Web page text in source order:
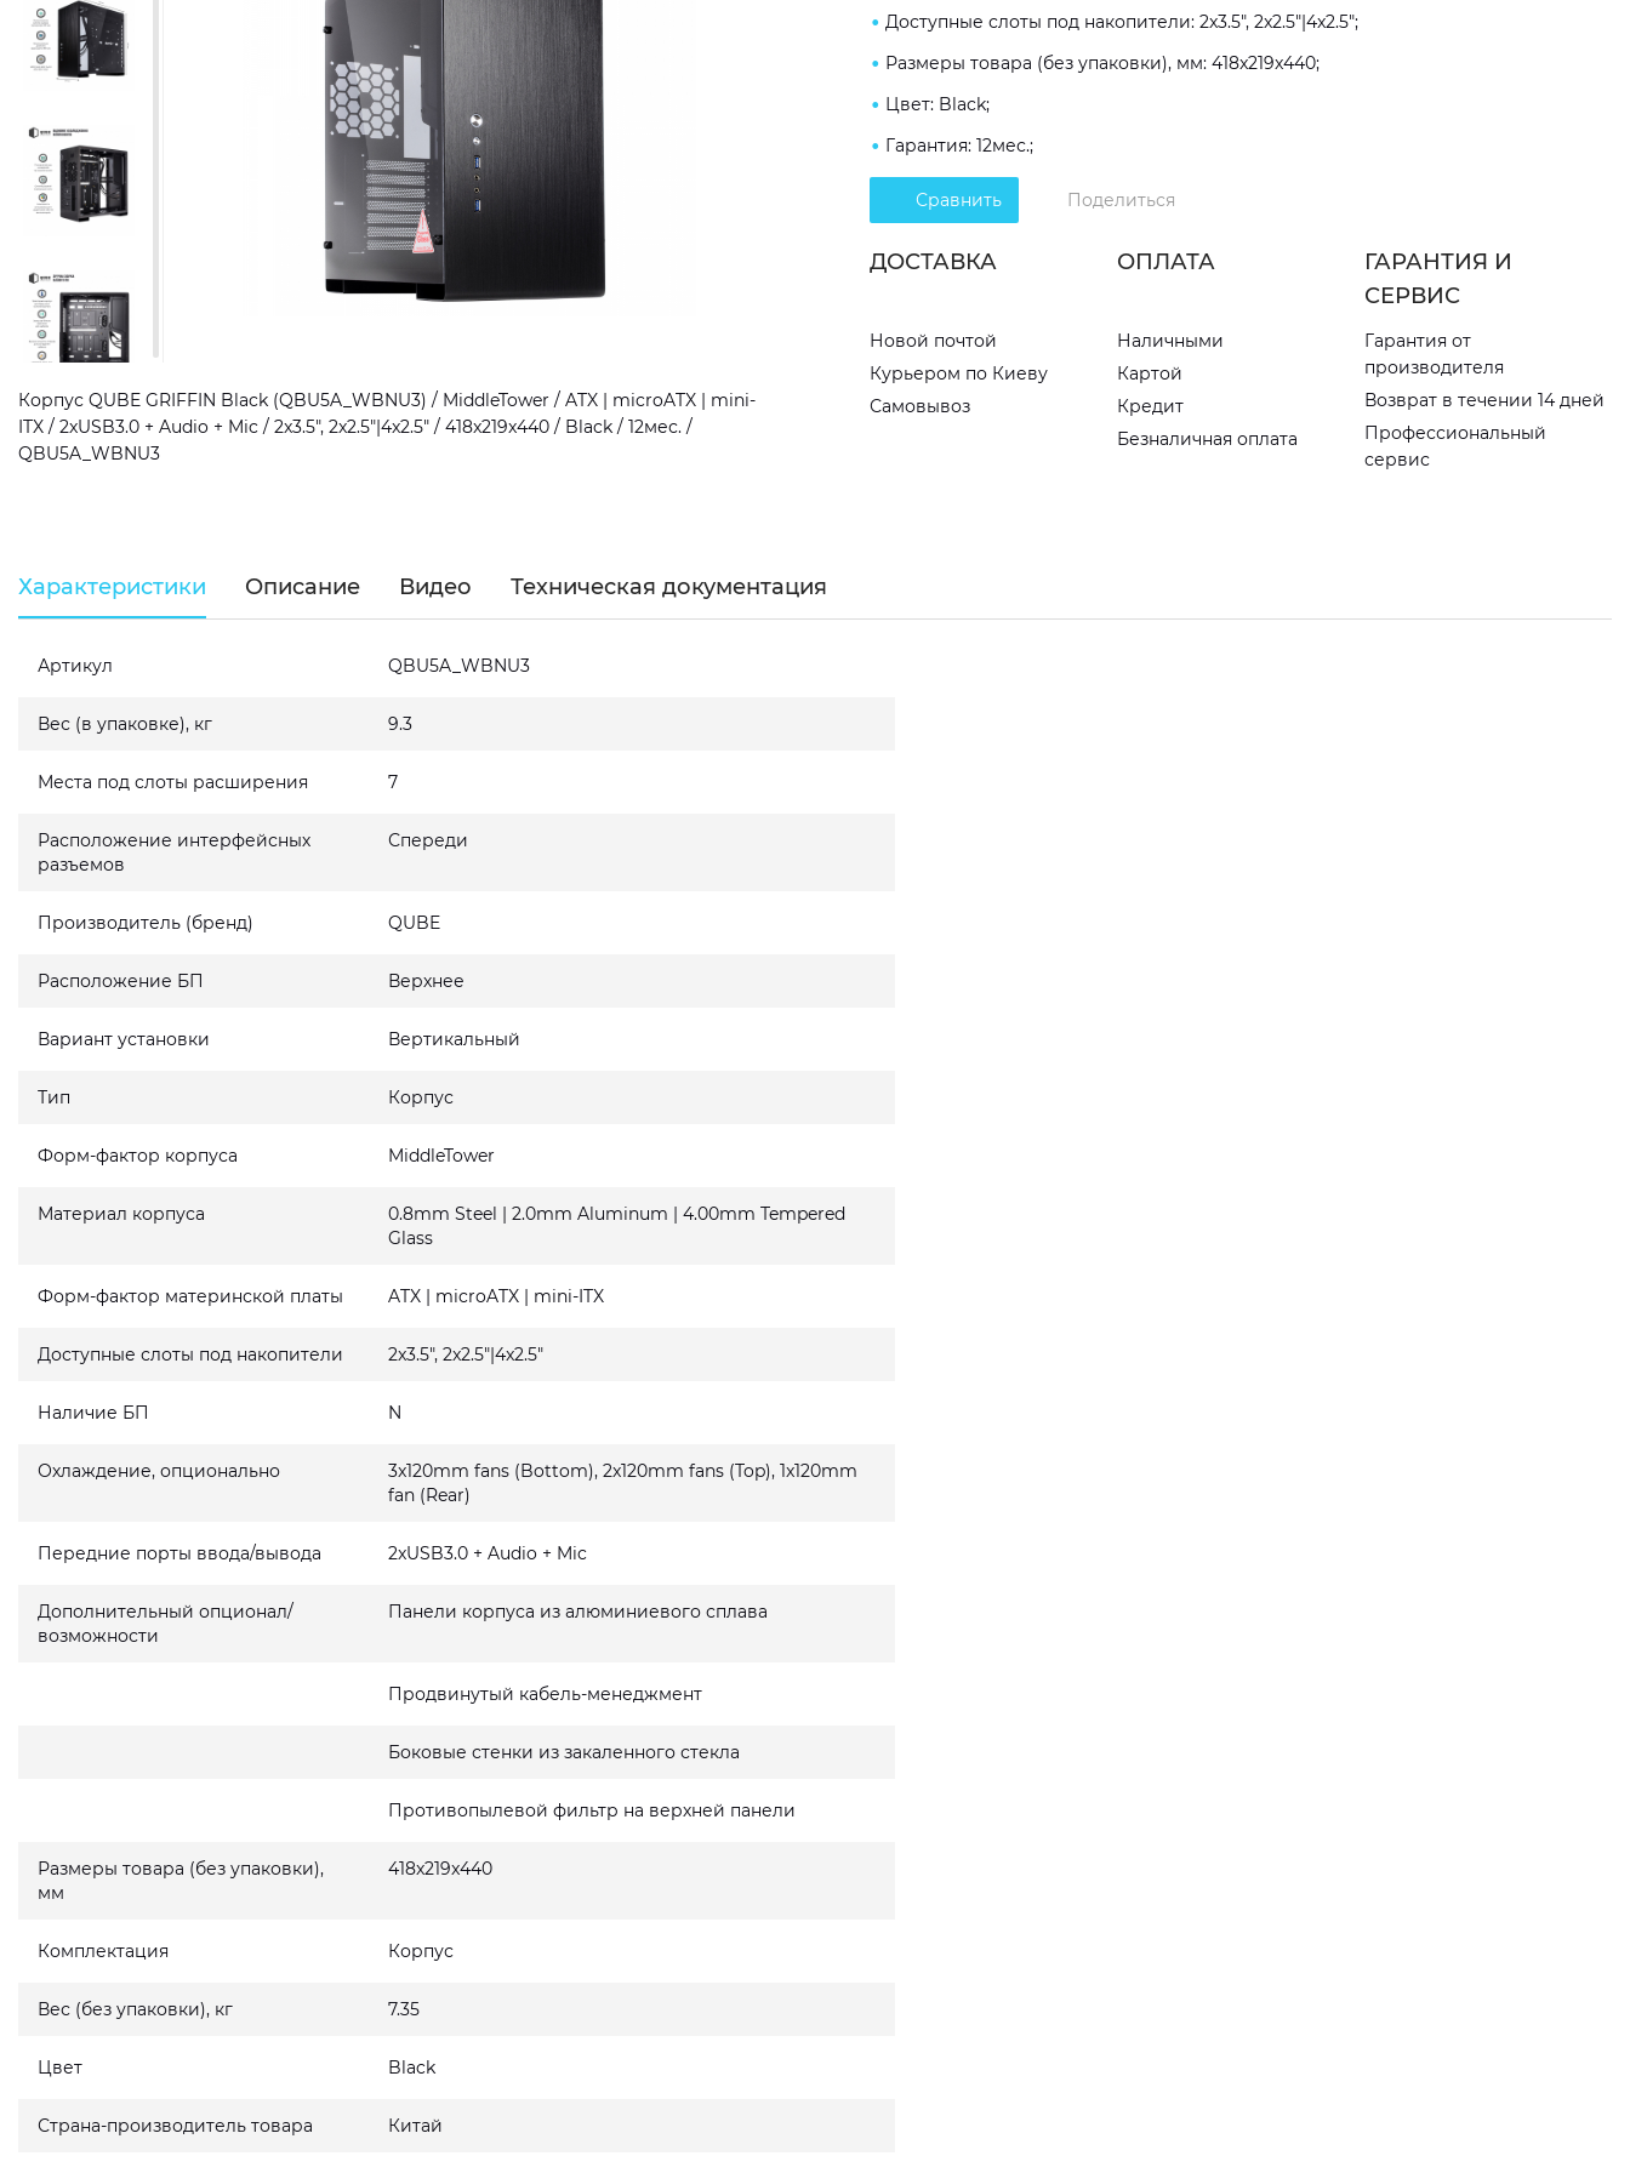
Корпус QUBE GRIFFIN Black (QBU5A_WBNU3) / MiddleTower / ATX | microATX | mini-
ITX / 2xUSB3.0 + Audio + Mic / 2x3.5", 2x2.5"|4x2.5" / 418x219x440 / Black / 12мес. /
QBU5A_WBNU3
Доступные слоты под накопители: 2x3.5", 2x2.5"|4x2.5";
Размеры товара (без упаковки), мм: 418x219x440;
Цвет: Black;
Гарантия: 12мес.;
Сравнить Поделиться
ДОСТАВКА
Новой почтой
Курьером по Киеву
Самовывоз
ОПЛАТА
Наличными
Картой
Кредит
Безналичная оплата
ГАРАНТИЯ И
СЕРВИС
Гарантия от
производителя
Возврат в течении 14 дней
Профессиональный
сервис
Характеристики Описание Видео Техническая документация
Артикул QBU5A_WBNU3
Вес (в упаковке), кг 9.3
Места под слоты расширения 7
Расположение интерфейсных
разъемов
Спереди
Производитель (бренд) QUBE
Расположение БП Верхнее
Вариант установки Вертикальный
Тип Корпус
Форм-фактор корпуса MiddleTower
Материал корпуса
0.8mm Steel | 2.0mm Aluminum | 4.00mm Tempered
Glass
Форм-фактор материнской платы ATX | microATX | mini-ITX
Доступные слоты под накопители 2x3.5", 2x2.5"|4x2.5"
Наличие БП N
Охлаждение, опционально
3x120mm fans (Bottom), 2x120mm fans (Top), 1x120mm
fan (Rear)
Передние порты ввода/вывода 2xUSB3.0 + Audio + Mic
Дополнительный опционал/
возможности
Панели корпуса из алюминиевого сплава
Продвинутый кабель-менеджмент
Боковые стенки из закаленного стекла
Противопылевой фильтр на верхней панели
Размеры товара (без упаковки),
мм
418x219x440
Комплектация Корпус
Вес (без упаковки), кг 7.35
Цвет Black
Страна-производитель товара Китай